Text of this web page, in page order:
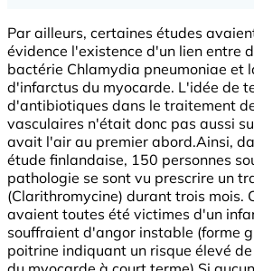
Par ailleurs, certaines études
évidence l'existence d'un lien entre
bactérie Chlamydia pneumoniae et
d'infarctus du myocarde. L'idée de
d'antibiotiques dans le traitement
vasculaires n'était donc pas aussi
avait l'air au premier abord.Ainsi,
étude finlandaise, 150 personnes
pathologie se sont vu prescrire un
(Clarithromycine) durant trois mois.
avaient toutes été victimes d'un
souffraient d'angor instable (forme
poitrine indiquant un risque élevé